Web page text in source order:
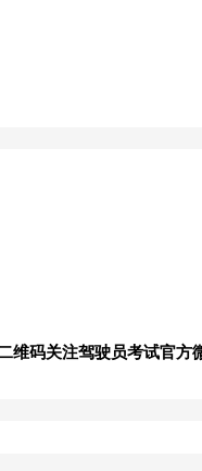
维码关注驾驶员考试官方